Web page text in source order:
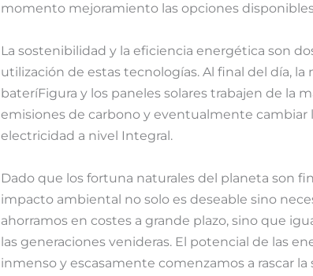
momento mejoramiento las opciones
La sostenibilidad y la eficiencia energética son
utilización de estas tecnologías. Al final del día,
bateríFigura y los paneles solares trabajen de la
emisiones de carbono y eventualmente
electricidad a nivel Integral.
Dado que los fortuna naturales del planeta son
impacto ambiental no solo es deseable sino
ahorramos en costes a grande plazo, sino que
las generaciones venideras. El potencial de las
inmenso y escasamente comenzamos a rascar